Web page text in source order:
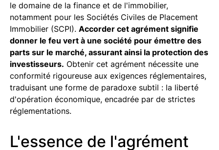
le domaine de la finance et de l'immobilier,
notamment pour les Sociétés Civiles de Placement
Immobilier (SCPI). Accorder cet agrément signifie
donner le feu vert à une société pour émettre des
parts sur le marché, assurant ainsi la protection des
investisseurs. Obtenir cet agrément nécessite une
conformité rigoureuse aux exigences réglementaires,
traduisant une forme de paradoxe subtil : la liberté
d'opération économique, encadrée par de strictes
réglementations.
L'essence de l'agrément